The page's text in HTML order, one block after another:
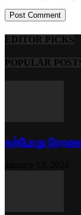
EDITOR PICKS
POPULAR
தற்போது